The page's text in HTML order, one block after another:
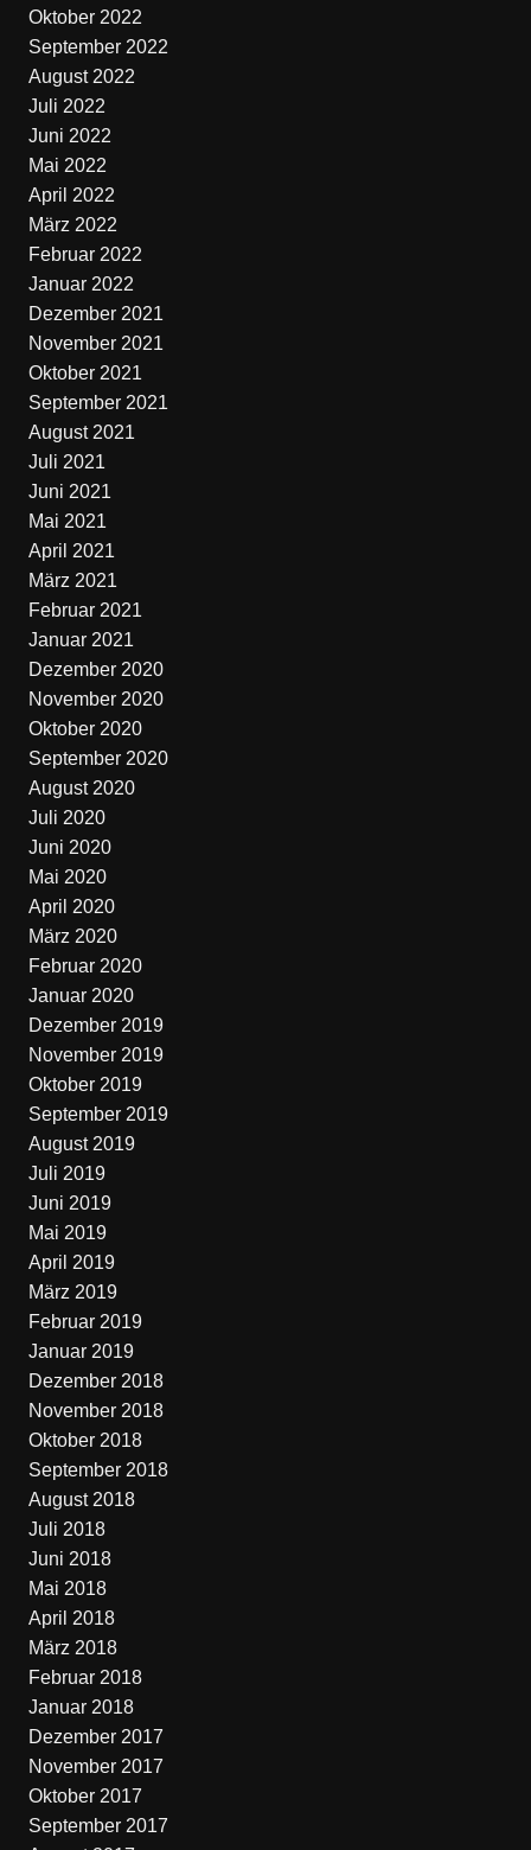
Oktober 2022
September 2022
August 2022
Juli 2022
Juni 2022
Mai 2022
April 2022
März 2022
Februar 2022
Januar 2022
Dezember 2021
November 2021
Oktober 2021
September 2021
August 2021
Juli 2021
Juni 2021
Mai 2021
April 2021
März 2021
Februar 2021
Januar 2021
Dezember 2020
November 2020
Oktober 2020
September 2020
August 2020
Juli 2020
Juni 2020
Mai 2020
April 2020
März 2020
Februar 2020
Januar 2020
Dezember 2019
November 2019
Oktober 2019
September 2019
August 2019
Juli 2019
Juni 2019
Mai 2019
April 2019
März 2019
Februar 2019
Januar 2019
Dezember 2018
November 2018
Oktober 2018
September 2018
August 2018
Juli 2018
Juni 2018
Mai 2018
April 2018
März 2018
Februar 2018
Januar 2018
Dezember 2017
November 2017
Oktober 2017
September 2017